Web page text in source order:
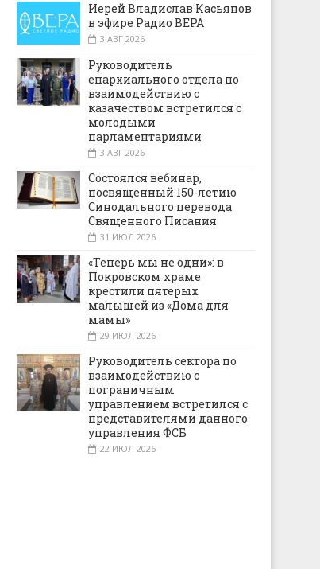
Иерей Владислав Касьянов
в эфире Радио ВЕРА
3 АВГ 2026
Руководитель
епархиального отдела по
взаимодействию с
казачеством встретился с
молодыми
парламентариями
3 АВГ 2026
Состоялся вебинар,
посвященный 150-летию
Синодального перевода
Священного Писания
31 ИЮЛ 2026
«Теперь мы не одни»: в
Покровском храме
крестили пятерых
малышей из «Дома для
мамы»
29 ИЮЛ 2026
Руководитель сектора по
взаимодействию с
пограничным
управлением встретился с
представителями данного
управления ФСБ
22 ИЮЛ 2026